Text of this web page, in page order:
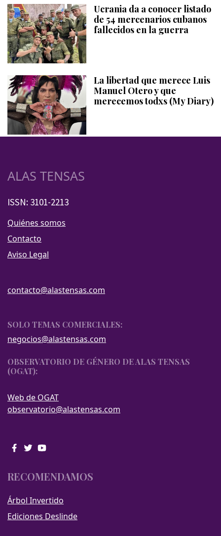
Ucrania da a conocer listado
de 54 mercenarios cubanos
fallecidos en la guerra
La libertad que merece Luis
Manuel Otero y que
merecemos todxs (My Diary)
ALAS TENSAS
ISSN: 3101-2213
Quiénes somos
Contacto
Aviso Legal
contacto@alastensas.com
SOLO TEMAS COMERCIALES:
negocios@alastensas.com
OBSERVATORIO DE GÉNERO DE ALAS TENSAS
(OGAT):
Web de OGAT
observatorio@alastensas.com
RECOMENDAMOS
Árbol Invertido
Ediciones Deslinde